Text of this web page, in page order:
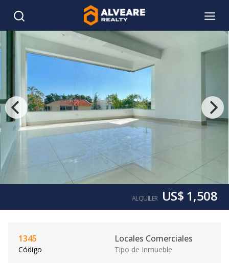
ALQUILER US$ 1,508
1345
Código
Locales Comerciales
Tipo de Inmueble